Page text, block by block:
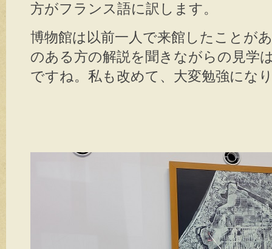
方がフランス語に訳します。
博物館は以前一人で来館したことが
のある方の解説を聞きながらの見学
ですね。私も改めて、大変勉強にな